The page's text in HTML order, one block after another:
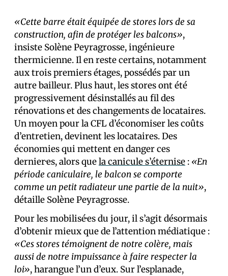
«Cette barre était équipée de stores lors de sa
construction, afin de protéger les balcons»,
insiste Solène Peyragrosse, ingénieure
thermicienne. Il en reste certains, notamment
aux trois premiers étages, possédés par un
autre bailleur. Plus haut, les stores ont été
progressivement désinstallés au fil des
rénovations et des changements de locataires.
Un moyen pour la CFL d’économiser les coûts
d’entretien, devinent les locataires. Des
économies qui mettent en danger ces
dernier·es, alors quela canicule s’éternise : «En
période caniculaire, le balcon se comporte
comme un petit radiateur une partie de la nuit»,
détaille Solène Peyragrosse.
Pour les mobilisé·es du jour, il s’agit désormais
d’obtenir mieux que de l’attention médiatique :
«Ces stores témoignent de notre colère, mais
aussi de notre impuissance à faire respecter la
loi», harangue l’un d’eux. Sur l’esplanade,